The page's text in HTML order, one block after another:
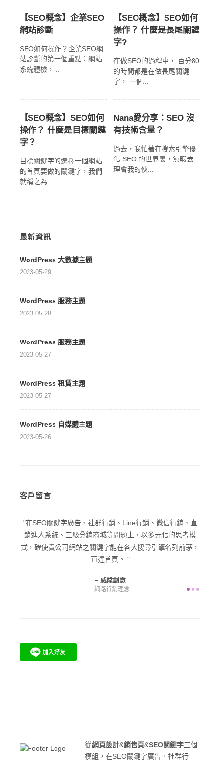
【SEO概念】企業SEO
網站診斷
SEO如何操作？企業SEO網
站診斷的第一個重點：網站
系統體檢，...
【SEO概念】SEO如何
操作？ 什麼是長尾關鍵
字?
在做SEO的過程中， 百分80
的時間都是在做長尾關鍵
字， 一個...
【SEO概念】SEO如何
操作？ 什麼是目標關鍵
字？
目標關鍵字的選擇一個網站
的首頁要做的關鍵字，我們
就稱之為...
Nana愛分享：SEO 沒
有技術含量？
過去，我忙著在搜索引擎優
化 SEO 的世界裏，無暇去
理會我的伙...
最新資訊
WordPress 大數據主題
2023-05-29
WordPress 服務主題
2023-05-28
WordPress 服務主題
2023-05-27
WordPress 租賃主題
2023-05-27
WordPress 自媒體主題
2023-05-26
客戶留言
信行銷、直
化的思考模
擎名列前茅，
在品牌優化與品牌戰略方面，以擠身進入網路名牌，吸
潛在客戶為目標，擴展公司業務，為貴公司增進公司營
產值，產生收益。
從網頁設計&銷售頁&SEO關鍵字三個
模組，在SEO關鍵字廣告、社群行